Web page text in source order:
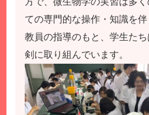
ての専門的な操作・知識を伴
教員の指導のもと、学生た
剣に取り組んでいます。